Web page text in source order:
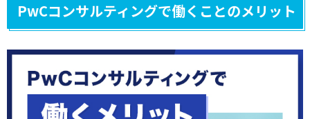
PwCコンサルティングで働くことのメリット